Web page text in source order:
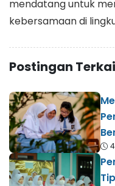
mendatang untuk
kebersamaan di
Postingan